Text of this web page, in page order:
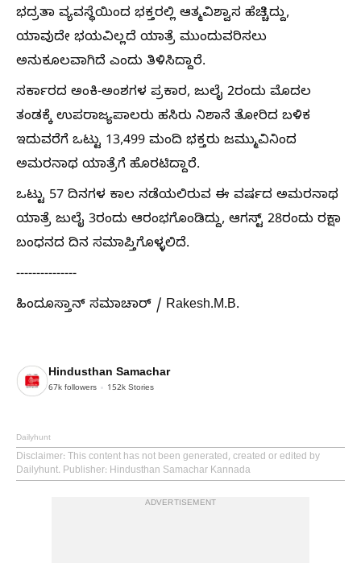
ಭದ್ರತಾ ವ್ಯವಸ್ಥೆಯಿಂದ ಭಕ್ತರಲ್ಲಿ ಆತ್ಮವಿಶ್ವಾಸ ಹೆಚ್ಚಿದ್ದು,
ಯಾವುದೇ ಭಯವಿಲ್ಲದೆ ಯಾತ್ರೆ ಮುಂದುವರಿಸಲು
ಅನುಕೂಲವಾಗಿದೆ ಎಂದು ತಿಳಿಸಿದ್ದಾರೆ.
ಸರ್ಕಾರದ ಅಂಕಿ-ಅಂಶಗಳ ಪ್ರಕಾರ, ಜುಲೈ 2ರಂದು ಮೊದಲ
ತಂಡಕ್ಕೆ ಉಪರಾಜ್ಯಪಾಲರು ಹಸಿರು ನಿಶಾನೆ ತೋರಿದ ಬಳಿಕ
ಇದುವರೆಗೆ ಒಟ್ಟು 13,499 ಮಂದಿ ಭಕ್ತರು ಜಮ್ಮುವಿನಿಂದ
ಅಮರನಾಥ ಯಾತ್ರೆಗೆ ಹೊರಟಿದ್ದಾರೆ.
ಒಟ್ಟು 57 ದಿನಗಳ ಕಾಲ ನಡೆಯಲಿರುವ ಈ ವರ್ಷದ ಅಮರನಾಥ
ಯಾತ್ರೆ ಜುಲೈ 3ರಂದು ಆರಂಭಗೊಂಡಿದ್ದು, ಆಗಸ್ಟ್ 28ರಂದು ರಕ್ಷಾ
ಬಂಧನದ ದಿನ ಸಮಾಪ್ತಿಗೊಳ್ಳಲಿದೆ.
---------------
ಹಿಂದೂಸ್ತಾನ್ ಸಮಾಚಾರ್ / Rakesh.M.B.
Hindusthan Samachar
67k followers 152k Stories
Dailyhunt
Disclaimer: This content has not been generated, created or edited by
Dailyhunt. Publisher: Hindusthan Samachar Kannada
ADVERTISEMENT